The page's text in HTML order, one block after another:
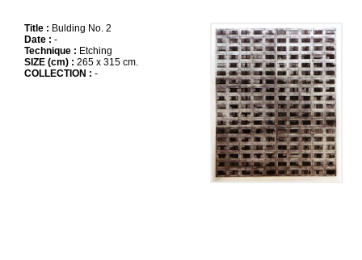
Title : Bulding No. 2
Date : -
Technique : Etching
SIZE (cm) : 265 x 315 cm.
COLLECTION : -